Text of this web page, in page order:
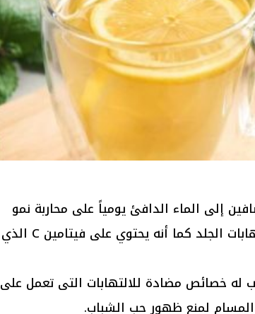
إلى الماء الدافئ يومياً على محاربة نمو
الفطريات التي يمكن أن تسبب التهابات الجلد كما أنه يحتوي على فيتامين C الذي
خصائص مضادة للالتهابات التى تعمل على
المسام لمنع ظهور حب الشباب.